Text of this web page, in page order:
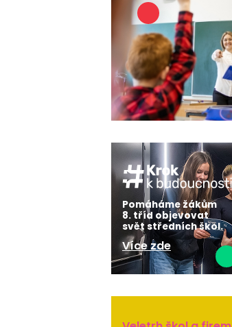
Pomáháme žákům
8. tříd objevovat
svět středních škol.
Více zde